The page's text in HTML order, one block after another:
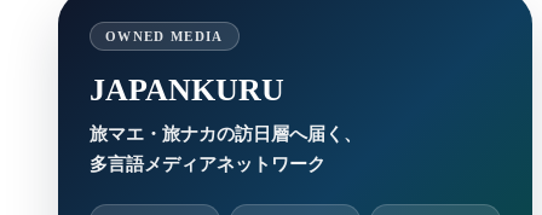
OWNED MEDIA
JAPANKURU
旅マエ・旅ナカの訪日層へ届く、
多言語メディアネットワーク